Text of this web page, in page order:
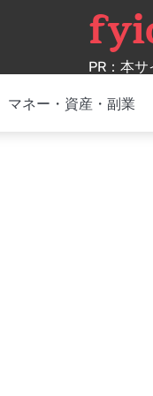
PR：本
マネー・資産・副業